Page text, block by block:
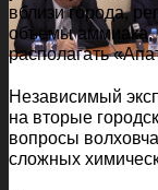
вблизи города,
объёмы аммиака,
располагать
Независимый
на вторые
вопросы
сложных